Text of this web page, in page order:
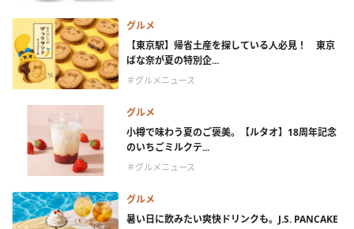
グルメ
【東京駅】帰省土産を探している人必見！ 東京
ばな奈が夏の特別企...
＃グルメニュース
グルメ
小樽で味わう夏のご褒美。【ルタオ】18周年記念
のいちごミルクテ...
＃グルメニュース
グルメ
暑い日に飲みたい爽快ドリンクも。J.S. PANCAKE